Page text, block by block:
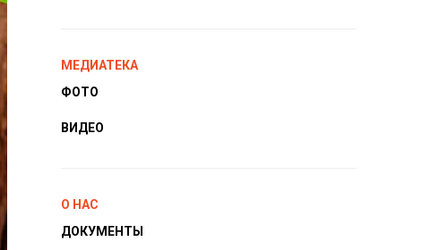
МЕДИАТЕКА
ФОТО
ВИДЕО
О НАС
ДОКУМЕНТЫ